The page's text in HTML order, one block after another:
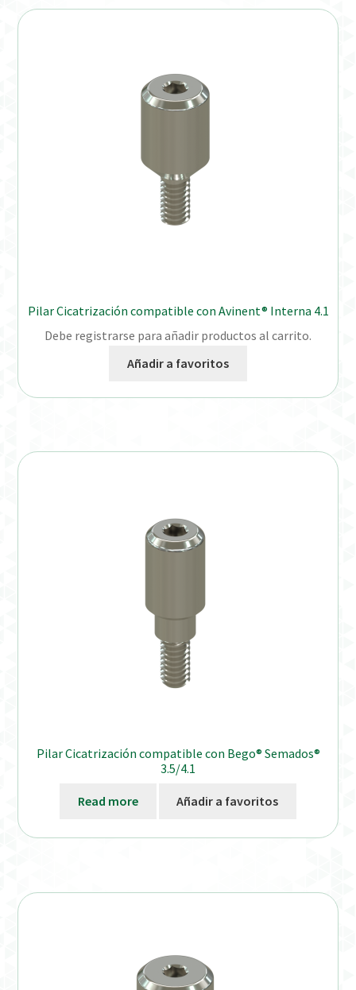
Pilar Cicatrización compatible con Avinent® Interna 4.1
Debe registrarse para añadir productos al carrito.
Añadir a favoritos
Pilar Cicatrización compatible con Bego® Semados®
3.5/4.1
Read more Añadir a favoritos